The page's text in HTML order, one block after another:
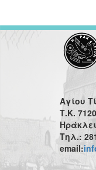
Αγίου
Τ.Κ.
Τηλ.:
email: